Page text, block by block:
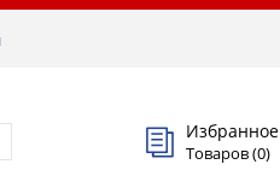
Избранное
Товаров (0)